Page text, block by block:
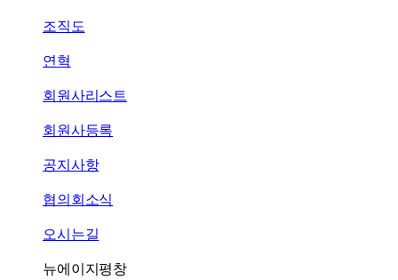
조직도
연혁
회원사리스트
회원사등록
공지사항
협의회소식
오시는길
뉴에이지평창